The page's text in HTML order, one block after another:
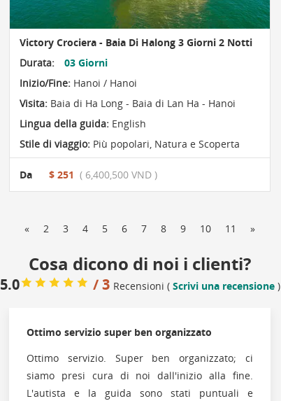
Victory Crociera - Baia Di Halong 3 Giorni 2 Notti
Durata:
03 Giorni
Inizio/Fine: Hanoi / Hanoi
Visita: Baia di Ha Long - Baia di Lan Ha - Hanoi
Lingua della guida: English
Stile di viaggio: Più popolari, Natura e Scoperta
Da $ 251 ( 6,400,500 VND )
« 2 3 4 5 6 7 8 9 10 11 »
Cosa dicono di noi i clienti?
5.0 / 3 Recensioni ( Scrivi una recensione)
Ottimo servizio super ben organizzato
Ottimo servizio. Super ben organizzato; ci
siamo presi cura di noi dall'inizio alla fine.
L'autista e la guida sono stati puntuali e